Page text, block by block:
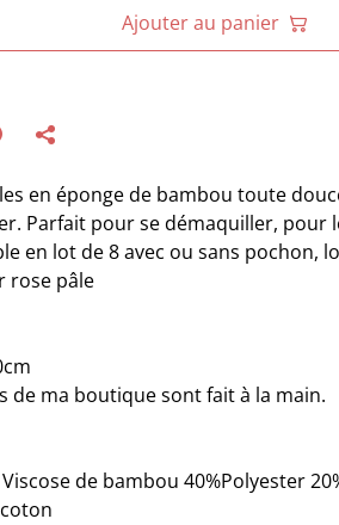
Ajouter au panier
en éponge de bambou toute
Parfait pour se démaquiller, pour
en lot de 8 avec ou sans pochon,
rose pâle
de ma boutique sont fait à la main.
de bambou 40%Polyester